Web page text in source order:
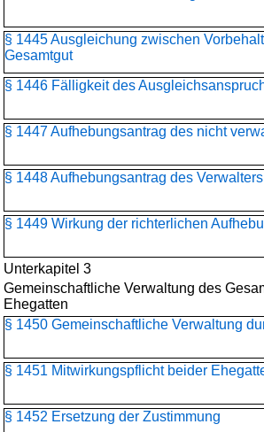
§ 1445 Ausgleichung zwischen
Gesamtgut
§ 1446 Fälligkeit des
§ 1447 Aufhebungsantrag des nicht
§ 1448 Aufhebungsantrag des Verwalters
§ 1449 Wirkung der richterlichen
Unterkapitel 3
Gemeinschaftliche Verwaltung des
Ehegatten
§ 1450 Gemeinschaftliche Verwaltung
§ 1451 Mitwirkungspflicht beider
§ 1452 Ersetzung der Zustimmung